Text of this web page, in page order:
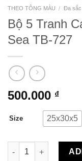
THEO TÔNG MÀU / Đa sắc
Bộ 5 Tranh
Sea TB-727
500.000 ₫
Size 25x30x5
Bộ 5 Tranh Canvas